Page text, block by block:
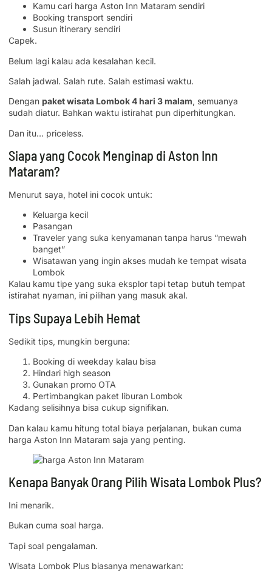
Kamu cari harga Aston Inn Mataram sendiri
Booking transport sendiri
Susun itinerary sendiri
Capek.
Belum lagi kalau ada kesalahan kecil.
Salah jadwal. Salah rute. Salah estimasi waktu.
Dengan paket wisata Lombok 4 hari 3 malam, semuanya
sudah diatur. Bahkan waktu istirahat pun diperhitungkan.
Dan itu… priceless.
Siapa yang Cocok Menginap di Aston Inn
Mataram?
Menurut saya, hotel ini cocok untuk:
Keluarga kecil
Pasangan
Traveler yang suka kenyamanan tanpa harus “mewah
banget”
Wisatawan yang ingin akses mudah ke tempat wisata
Lombok
Kalau kamu tipe yang suka eksplor tapi tetap butuh tempat
istirahat nyaman, ini pilihan yang masuk akal.
Tips Supaya Lebih Hemat
Sedikit tips, mungkin berguna:
Booking di weekday kalau bisa
Hindari high season
Gunakan promo OTA
Pertimbangkan paket liburan Lombok
Kadang selisihnya bisa cukup signifikan.
Dan kalau kamu hitung total biaya perjalanan, bukan cuma
harga Aston Inn Mataram saja yang penting.
Kenapa Banyak Orang Pilih Wisata Lombok Plus?
Ini menarik.
Bukan cuma soal harga.
Tapi soal pengalaman.
Wisata Lombok Plus biasanya menawarkan: